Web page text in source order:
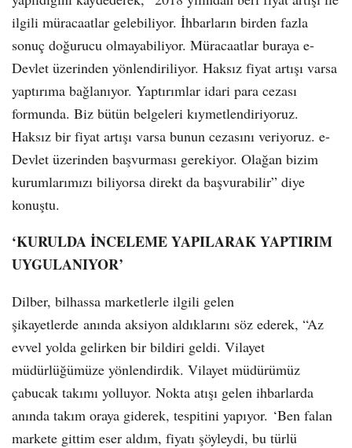
ilgili müracaatlar gelebiliyor. İhbarların birden fazla
sonuç doğurucu olmayabiliyor. Müracaatlar buraya e-
Devlet üzerinden yönlendiriliyor. Haksız fiyat artışı varsa
yaptırıma bağlanıyor. Yaptırımlar idari para cezası
formunda. Biz bütün belgeleri kıymetlendiriyoruz.
Haksız bir fiyat artışı varsa bunun cezasını veriyoruz. e-
Devlet üzerinden başvurması gerekiyor. Olağan bizim
kurumlarımızı biliyorsa direkt da başvurabilir” diye
konuştu.
‘KURULDA İNCELEME YAPILARAK YAPTIRIM
UYGULANIYOR’
Dilber, bilhassa marketlerle ilgili gelen
şikayetlerde anında aksiyon aldıklarını söz ederek, “Az
evvel yolda gelirken bir bildiri geldi. Vilayet
müdürlüğümüze yönlendirdik. Vilayet müdürümüz
çabucak takımı yolluyor. Nokta atışı gelen ihbarlarda
anında takım oraya giderek, tespitini yapıyor. ‘Ben falan
markete gittim eser aldım, fiyatı şöyleydi, bu türlü